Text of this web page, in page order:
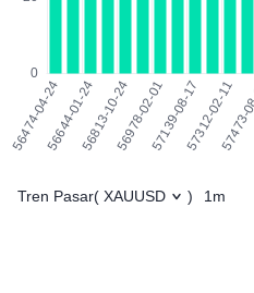
Tren Pasar( XAUUSD ) 1m